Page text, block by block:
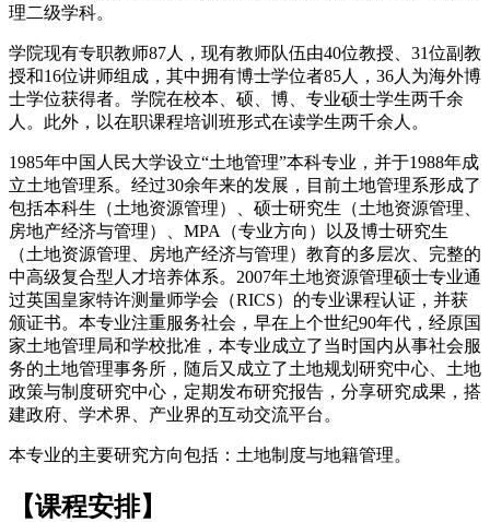
理二级学科。
学院现有专职教师87人，现有教师队伍由40位教授、31位副教
授和16位讲师组成，其中拥有博士学位者85人，36人为海外博
士学位获得者。学院在校本、硕、博、专业硕士学生两千余
人。此外，以在职课程培训班形式在读学生两千余人。
1985年中国人民大学设立“土地管理”本科专业，并于1988年成
立土地管理系。经过30余年来的发展，目前土地管理系形成了
包括本科生（土地资源管理）、硕士研究生（土地资源管理、
房地产经济与管理）、MPA（专业方向）以及博士研究生
（土地资源管理、房地产经济与管理）教育的多层次、完整的
中高级复合型人才培养体系。2007年土地资源管理硕士专业通
过英国皇家特许测量师学会（RICS）的专业课程认证，并获
颁证书。本专业注重服务社会，早在上个世纪90年代，经原国
家土地管理局和学校批准，本专业成立了当时国内从事社会服
务的土地管理事务所，随后又成立了土地规划研究中心、土地
政策与制度研究中心，定期发布研究报告，分享研究成果，搭
建政府、学术界、产业界的互动交流平台。
本专业的主要研究方向包括：土地制度与地籍管理。
【课程安排】